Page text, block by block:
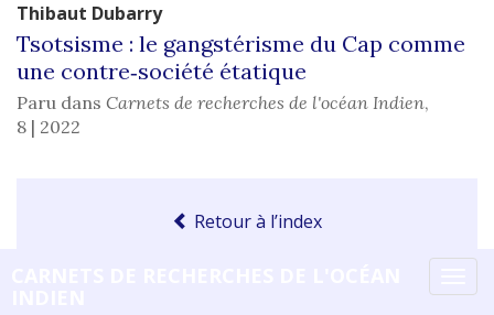
Thibaut Dubarry
Tsotsisme : le gangstérisme du Cap comme
une contre‑société étatique
Paru dans Carnets de recherches de l'océan Indien,
8 | 2022
Retour à l’index